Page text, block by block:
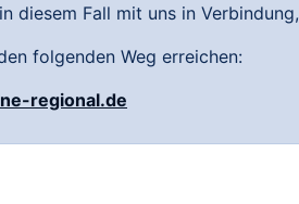
diesem Fall mit uns in
folgenden Weg erreichen:
regional.de